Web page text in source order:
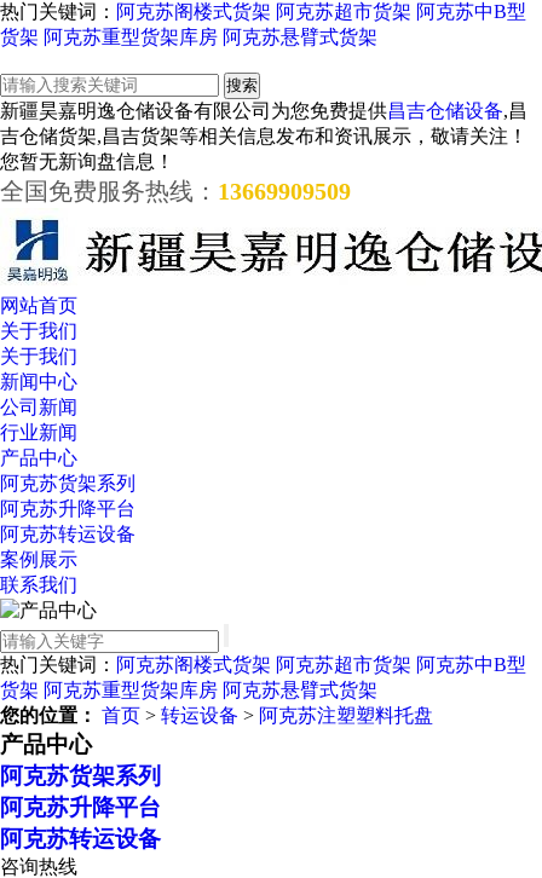
热门关键词： 阿克苏阁楼式货架 阿克苏超市货架 阿克苏中B型
货架 阿克苏重型货架库房 阿克苏悬臂式货架
新疆昊嘉明逸仓储设备有限公司为您免费提供昌吉仓储设备,昌
吉仓储货架,昌吉货架等相关信息发布和资讯展示，敬请关注！
您暂无新询盘信息！
全国免费服务热线： 13669909509
网站首页
关于我们
关于我们
新闻中心
公司新闻
行业新闻
产品中心
阿克苏货架系列
阿克苏升降平台
阿克苏转运设备
案例展示
联系我们
热门关键词： 阿克苏阁楼式货架 阿克苏超市货架 阿克苏中B型
货架 阿克苏重型货架库房 阿克苏悬臂式货架
您的位置： 首页 > 转运设备 > 阿克苏注塑塑料托盘
产品中心
阿克苏货架系列
阿克苏升降平台
阿克苏转运设备
咨询热线